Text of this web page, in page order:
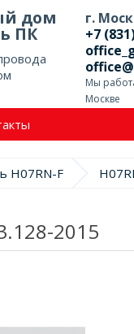
дом
ПК
г.
+7
Мы
Москве
H07RN-F
2015